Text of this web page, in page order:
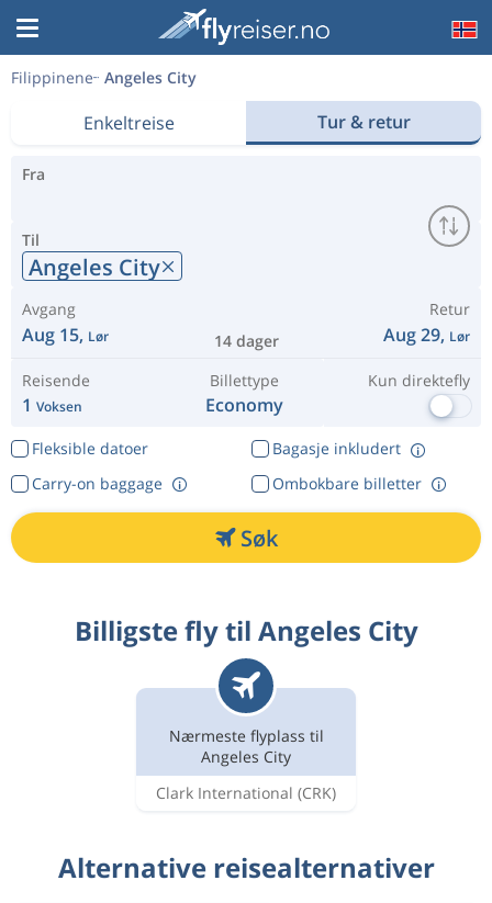
Filippinene Angeles City
Enkeltreise Tur & retur
Fra
Til
Angeles City
Avgang
Aug 15, Lør 14 dager
Retur
Aug 29, Lør
Reisende
1 Voksen
Billettype
Economy
Kun direktefly
Fleksible datoer
Bagasje inkludert
Ombokbare billetter
Carry-on baggage
Søk
Billigste fly til Angeles City
Nærmeste flyplass til
Angeles City
Clark International (CRK)
Alternative reisealternativer